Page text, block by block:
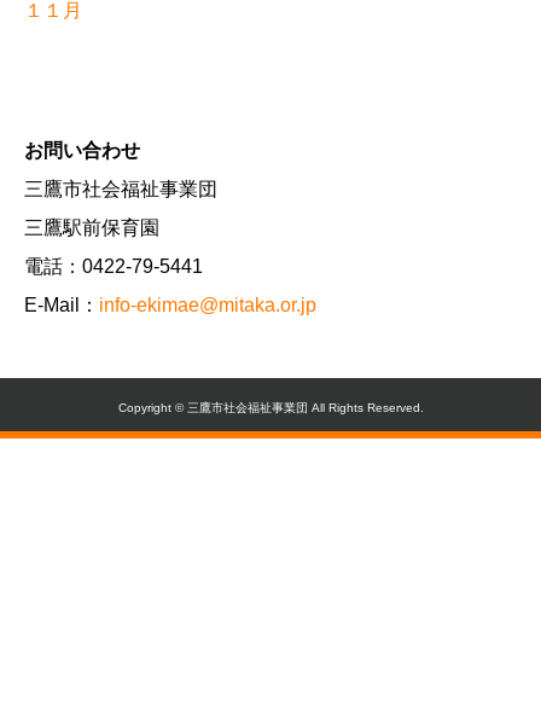
１１月
お問い合わせ
三鷹市社会福祉事業団
三鷹駅前保育園
電話：0422-79-5441
E-Mail： info-ekimae@mitaka.or.jp
Copyright © 三鷹市社会福祉事業団 All Rights Reserved.